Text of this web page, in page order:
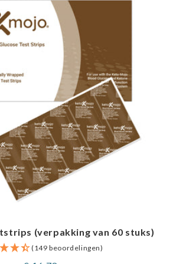
(verpakking van 60 stuks)
(149 beoordelingen)